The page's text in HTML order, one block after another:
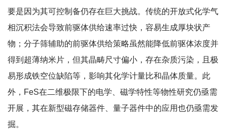
要是因为其可控制备仍存在巨大挑战。传统的开放式化学气
相沉积法会导致前驱体供给速率过快，容易生成厚块状产
物；分子筛辅助的前驱体供给策略虽然能降低前驱体浓度并
得到超薄纳米片，但其晶畴尺寸偏小，存在杂质污染，且极
易形成铁空位缺陷等，影响其化学计量比和晶体质量。此
外，FeS在二维极限下的电学、磁学特性等物性研究仍亟需
开展，其在新型磁存储器件、量子器件中的应用也仍亟需发
掘。